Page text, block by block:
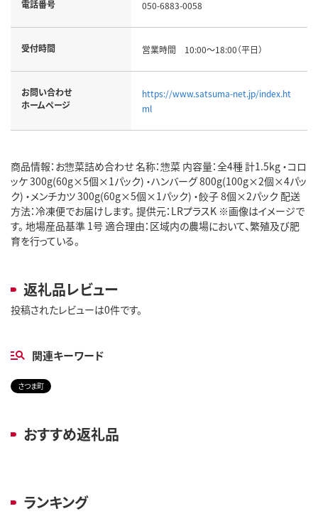
電話番号 050-6883-0058
受付時間 営業時間 10:00～18:00（平日）
お問い合わせ
ホームページ
https://www.satsuma-net.jp/index.ht
ml
商品情報：お惣菜詰め合わせ 名称：惣菜 内容量：全4種 計1.5kg ・コロ
ッケ 300g(60g×5個×1パック) ・ハンバーグ 800g(100g×2個×4パッ
ク) ・メンチカツ 300g(60g×5個×1パック) ・餃子 8個×2パック 配送
方法：冷凍便でお届けします。 提供元：LRプラスK ※画像はイメージで
す。 地場産品基準 1号 適合理由：区域内の農場において、繁殖及び肥
育を行っている。
返礼品レビュー
投稿されたレビューは0件です。
関連キーワード
さつま町
おすすめ返礼品
ランキング